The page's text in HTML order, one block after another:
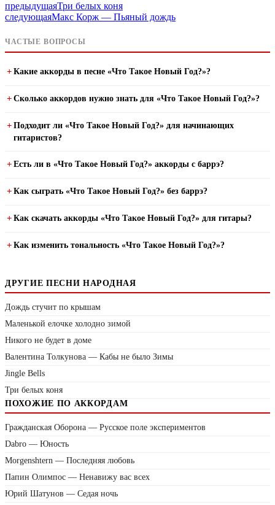
предыдущаяТри белых коня
следующаяМакс Корж — Пьяный дождь
ЧАСТЫЕ ВОПРОСЫ
Какие аккорды в песне «Что Такое Новый Год?»?
Сколько аккордов нужно знать для «Что Такое Новый Год?»?
Подходит ли «Что Такое Новый Год?» для начинающих
гитаристов?
Есть ли в «Что Такое Новый Год?» аккорды с баррэ?
Как сыграть «Что Такое Новый Год?» без баррэ?
Как скачать аккорды «Что Такое Новый Год?» для гитары?
Как изменить тональность «Что Такое Новый Год?»?
ДРУГИЕ ПЕСНИ НАРОДНАЯ
Дождь стучит по крышам
Маленькой елочке холодно зимой
Никого не будет в доме
Валентина Толкунова — Кабы не было Зимы
Jingle Bells
Три белых коня
ПОХОЖИЕ ПО АККОРДАМ
Гражданская Оборона — Русское поле экспериментов
Dabro — Юность
Morgenshtern — Последняя любовь
Папин Олимпос — Ненавижу вас всех
Юрий Шатунов — Седая ночь